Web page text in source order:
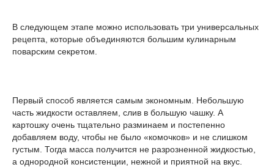
В следующем этапе можно использовать три универсальных
рецепта, которые объединяются большим кулинарным
поварским секретом.
Первый способ является самым экономным. Небольшую
часть жидкости оставляем, слив в большую чашку. А
картошку очень тщательно разминаем и постепенно
добавляем воду, чтобы не было «комочков» и не слишком
густым. Тогда масса получится не разрозненной жидкостью,
а однородной консистенции, нежной и приятной на вкус.